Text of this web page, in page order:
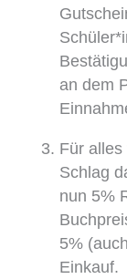
an dem
Für
Schlag
nun 5%
5%
Einkauf.